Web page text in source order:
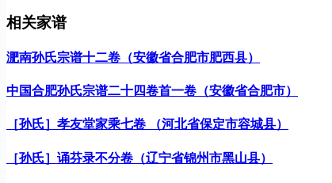
相关家谱
淝南孙氏宗谱十二卷（安徽省合肥市肥西县）
中国合肥孙氏宗谱二十四卷首一卷（安徽省合肥市）
［孙氏］孝友堂家乘七卷 （河北省保定市容城县）
［孙氏］诵芬录不分卷（辽宁省锦州市黑山县）